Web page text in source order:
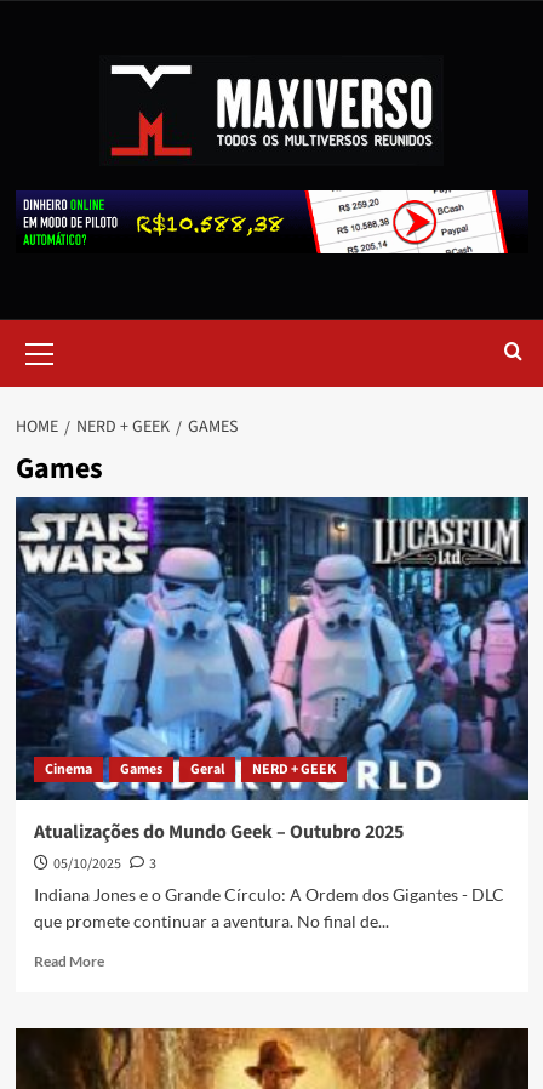
HOME NERD + GEEK GAMES
Games
Cinema Games Geral NERD + GEEK
Atualizações do Mundo Geek – Outubro 2025
05/10/2025
3
Indiana Jones e o Grande Círculo: A Ordem dos Gigantes - DLC
que promete continuar a aventura. No final de...
Read More